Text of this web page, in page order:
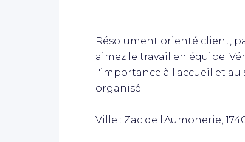
Résolument orienté client,
aimez le travail en équipe.
l'importance à l'accueil et au
organisé.
Ville : Zac de l'Aumonerie,